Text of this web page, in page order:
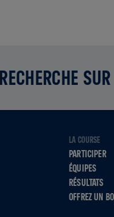
LA COURSE
PARTICIPER
ÉQUIPES
RÉSULTATS
OFFREZ UN